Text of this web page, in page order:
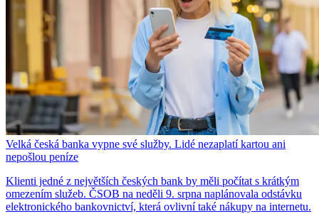
Velká česká banka vypne své služby. Lidé nezaplatí kartou ani
nepošlou peníze
Klienti jedné z největších českých bank by měli počítat s krátkým
omezením služeb. ČSOB na neděli 9. srpna naplánovala odstávku
elektronického bankovnictví, která ovlivní také nákupy na internetu.